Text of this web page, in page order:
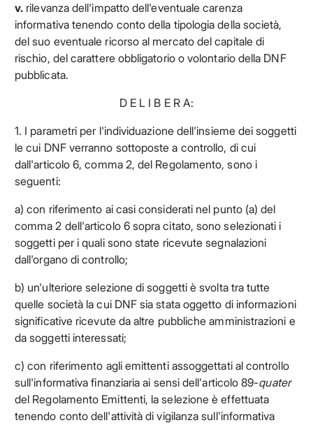
v. rilevanza dell'impatto dell'eventuale carenza
informativa tenendo conto della tipologia della società,
del suo eventuale ricorso al mercato del capitale di
rischio, del carattere obbligatorio o volontario della DNF
pubblicata.
D E L I B E R A:
1. I parametri per l'individuazione dell'insieme dei soggetti
le cui DNF verranno sottoposte a controllo, di cui
dall'articolo 6, comma 2, del Regolamento, sono i
seguenti:
a) con riferimento ai casi considerati nel punto (a) del
comma 2 dell'articolo 6 sopra citato, sono selezionati i
soggetti per i quali sono state ricevute segnalazioni
dall'organo di controllo;
b) un'ulteriore selezione di soggetti è svolta tra tutte
quelle società la cui DNF sia stata oggetto di informazioni
significative ricevute da altre pubbliche amministrazioni e
da soggetti interessati;
c) con riferimento agli emittenti assoggettati al controllo
sull'informativa finanziaria ai sensi dell'articolo 89-quater
del Regolamento Emittenti, la selezione è effettuata
tenendo conto dell'attività di vigilanza sull'informativa